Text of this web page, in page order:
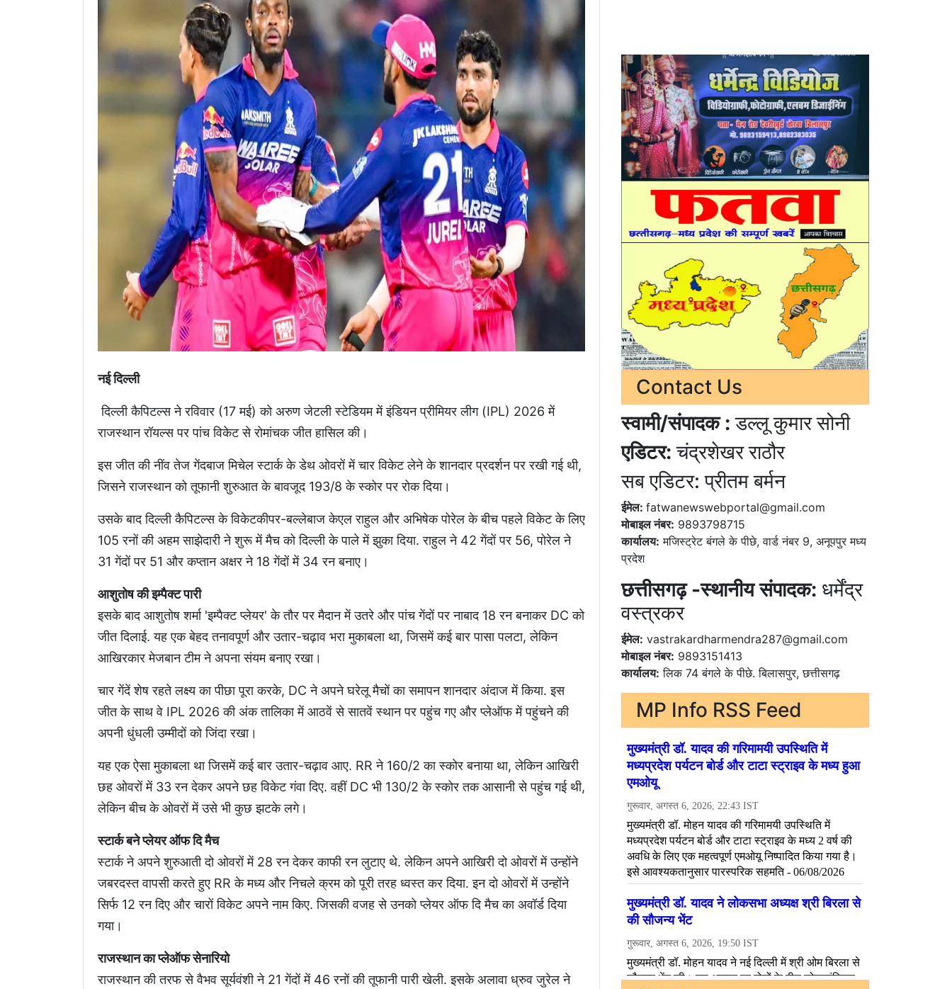
नई दिल्ली
दिल्ली कैपिटल्स ने रविवार (17 मई) को अरुण जेटली स्टेडियम में इंडियन प्रीमियर लीग (IPL) 2026 में
राजस्थान रॉयल्स पर पांच विकेट से रोमांचक जीत हासिल की।
​​इस जीत की नींव तेज गेंदबाज मिचेल स्टार्क के डेथ ओवरों में चार विकेट लेने के शानदार प्रदर्शन पर रखी गई थी,
जिसने राजस्थान को तूफानी शुरुआत के बावजूद 193/8 के स्कोर पर रोक दिया।
उसके बाद दिल्ली कैपिटल्स के विकेटकीपर-बल्लेबाज केएल राहुल और अभिषेक पोरेल के बीच पहले विकेट के लिए
105 रनों की अहम साझेदारी ने शुरू में मैच को दिल्ली के पाले में झुका दिया. राहुल ने 42 गेंदों पर 56, पोरेल ने
31 गेंदों पर 51 और कप्तान अक्षर ने 18 गेंदों में 34 रन बनाए।
आशुतोष की इम्पैक्ट पारी
इसके बाद आशुतोष शर्मा 'इम्पैक्ट प्लेयर' के तौर पर मैदान में उतरे और पांच गेंदों पर नाबाद 18 रन बनाकर DC को
जीत दिलाई. यह एक बेहद तनावपूर्ण और उतार-चढ़ाव भरा मुकाबला था, जिसमें कई बार पासा पलटा, लेकिन
आखिरकार मेजबान टीम ने अपना संयम बनाए रखा।
चार गेंदें शेष रहते लक्ष्य का पीछा पूरा करके, DC ने अपने घरेलू मैचों का समापन शानदार अंदाज में किया. इस
जीत के साथ वे IPL 2026 की अंक तालिका में आठवें से सातवें स्थान पर पहुंच गए और प्लेऑफ में पहुंचने की
अपनी धुंधली उम्मीदों को जिंदा रखा।
यह एक ऐसा मुकाबला था जिसमें कई बार उतार-चढ़ाव आए. RR ने 160/2 का स्कोर बनाया था, लेकिन आखिरी
छह ओवरों में 33 रन देकर अपने छह विकेट गंवा दिए. वहीं DC भी 130/2 के स्कोर तक आसानी से पहुंच गई थी,
लेकिन बीच के ओवरों में उसे भी कुछ झटके लगे।
स्टार्क बने प्लेयर ऑफ दि मैच
स्टार्क ने अपने शुरुआती दो ओवरों में 28 रन देकर काफी रन लुटाए थे. लेकिन अपने आखिरी दो ओवरों में उन्होंने
जबरदस्त वापसी करते हुए RR के मध्य और निचले क्रम को पूरी तरह ध्वस्त कर दिया. इन दो ओवरों में उन्होंने
सिर्फ 12 रन दिए और चारों विकेट अपने नाम किए. जिसकी वजह से उनको प्लेयर ऑफ दि मैच का अवॉर्ड दिया
गया।
राजस्थान का प्लेऑफ सेनारियो
राजस्थान की तरफ से वैभव सूर्यवंशी ने 21 गेंदों में 46 रनों की तूफानी पारी खेली. इसके अलावा ध्रुव जुरेल ने
Contact Us
स्वामी/संपादक : डल्लू कुमार सोनी
एडिटर: चंद्रशेखर राठौर
सब एडिटर: प्रीतम बर्मन
ईमेल: fatwanewswebportal@gmail.com
मोबाइल नंबर: 9893798715
कार्यालय: मजिस्ट्रेट बंगले के पीछे, वार्ड नंबर 9, अनूपपुर मध्य
प्रदेश
छत्तीसगढ़ -स्थानीय संपादक: धर्मेंद्र
वस्त्रकर
ईमेल: vastrakardharmendra287@gmail.com
मोबाइल नंबर: 9893151413
कार्यालय: लिक 74 बंगले के पीछे. बिलासपुर, छत्तीसगढ़
MP Info RSS Feed